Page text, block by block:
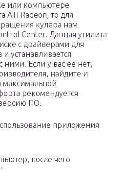
или компьютере
ATI Radeon, то для
кулера нам
Center. Данная утилита
с драйверами для
устанавливается
ними. Если у вас ее нет,
найдите и
максимальной
рекомендуется
ПО.
приложения
после чего